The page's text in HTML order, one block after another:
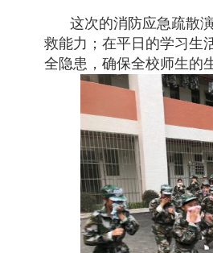
这次的消防应急疏散
救能力；在平日的学习生
全隐患，确保全校师生的